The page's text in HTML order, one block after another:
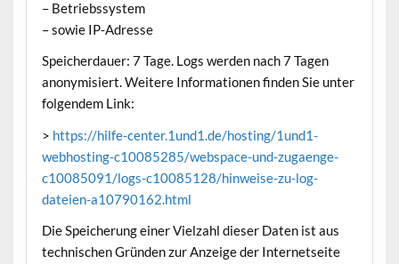
– Betriebssystem
– sowie IP-Adresse
Speicherdauer: 7 Tage. Logs werden nach 7 Tagen
anonymisiert. Weitere Informationen finden Sie unter
folgendem Link:
> https://hilfe-center.1und1.de/hosting/1und1-
webhosting-c10085285/webspace-und-zugaenge-
c10085091/logs-c10085128/hinweise-zu-log-
dateien-a10790162.html
Die Speicherung einer Vielzahl dieser Daten ist aus
technischen Gründen zur Anzeige der Internetseite